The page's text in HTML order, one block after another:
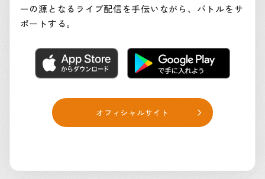
ーの源となるライブ配信を手伝いながら、バトルをサ
ポートする。
オフィシャルサイト